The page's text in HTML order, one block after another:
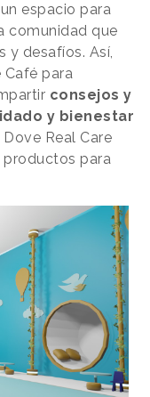
espacio para
comunidad que
y desafíos. Así,
Café para
consejos y
y bienestar
Real Care
productos para